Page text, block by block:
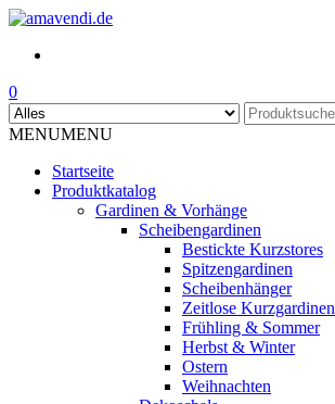
Skip
0
MENUMENU
Startseite
Produktkatalog
Gardinen & Vorhänge
Scheibengardinen
Bestickte Kurzstores
Spitzengardinen
Scheibenhänger
Zeitlose Kurzgardinen
Frühling & Sommer
Herbst & Winter
Ostern
Weihnachten